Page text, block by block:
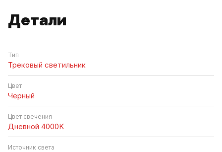
Детали
Тип
Трековый светильник
Цвет
Черный
Цвет свечения
Дневной 4000K
Источник cвета